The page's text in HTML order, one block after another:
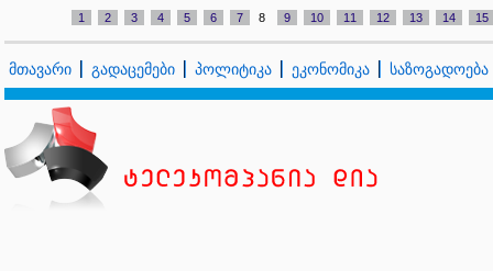
1 2 3 4 5 6 7 8 9 10 11 12 13 14 15
მთავარი გადაცემები პოლიტიკა ეკონომიკა საზოგადოება